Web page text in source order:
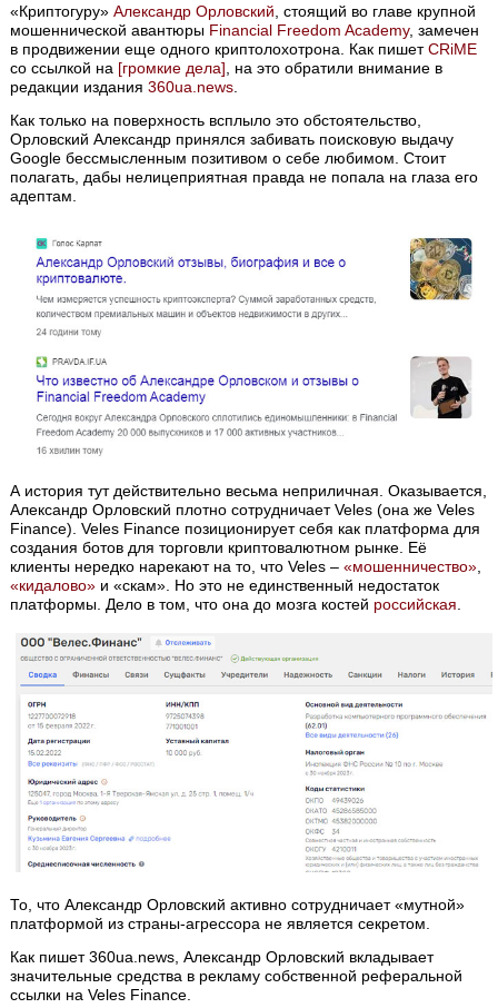
«Криптогуру»Александр Орловский , стоящий во главе крупной
мошеннической авантюры Financial Freedom Academy, замечен
в продвижении еще одного криптолохотрона. Как пишетCRiME
со ссылкой на [громкие дела] , на это обратили внимание в
редакции издания360ua.news
Как только на поверхность всплыло это обстоятельство,
Орловский Александр принялся забивать поисковую выдачу
Google бессмысленным позитивом о себе любимом. Стоит
полагать, дабы нелицеприятная правда не попала на глаза его
адептам.
А история тут действительно весьма неприличная. Оказывается,
Александр Орловский плотно сотрудничает Veles (она же Veles
Finance). Veles Finance позиционирует себя как платформа для
создания ботов для торговли криптовалютном рынке. Её
клиенты нередко нарекают на то, что Veles –«мошенничество»
«кидалово» и «скам». Но это не единственный недостаток
платформы. Дело в том, что она до мозга костей российская
То, что Александр Орловский активно сотрудничает «мутной»
платформой из страны-агрессора не является секретом.
Как пишет 360ua.news, Александр Орловский вкладывает
значительные средства в рекламу собственной реферальной
ссылки на Veles Finance.